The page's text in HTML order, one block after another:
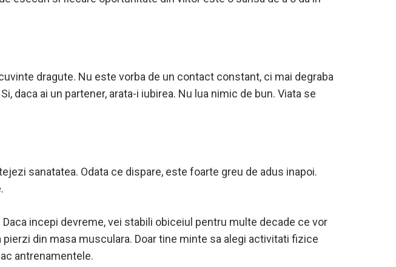
dragute. Nu este vorba de un contact constant, ci mai degraba
daca ai un partener, arata-i iubirea. Nu lua nimic de bun. Viata se
sanatatea. Odata ce dispare, este foarte greu de adus inapoi.
incepi devreme, vei stabili obiceiul pentru multe decade ce vor
din masa musculara. Doar tine minte sa alegi activitati fizice
antrenamentele.